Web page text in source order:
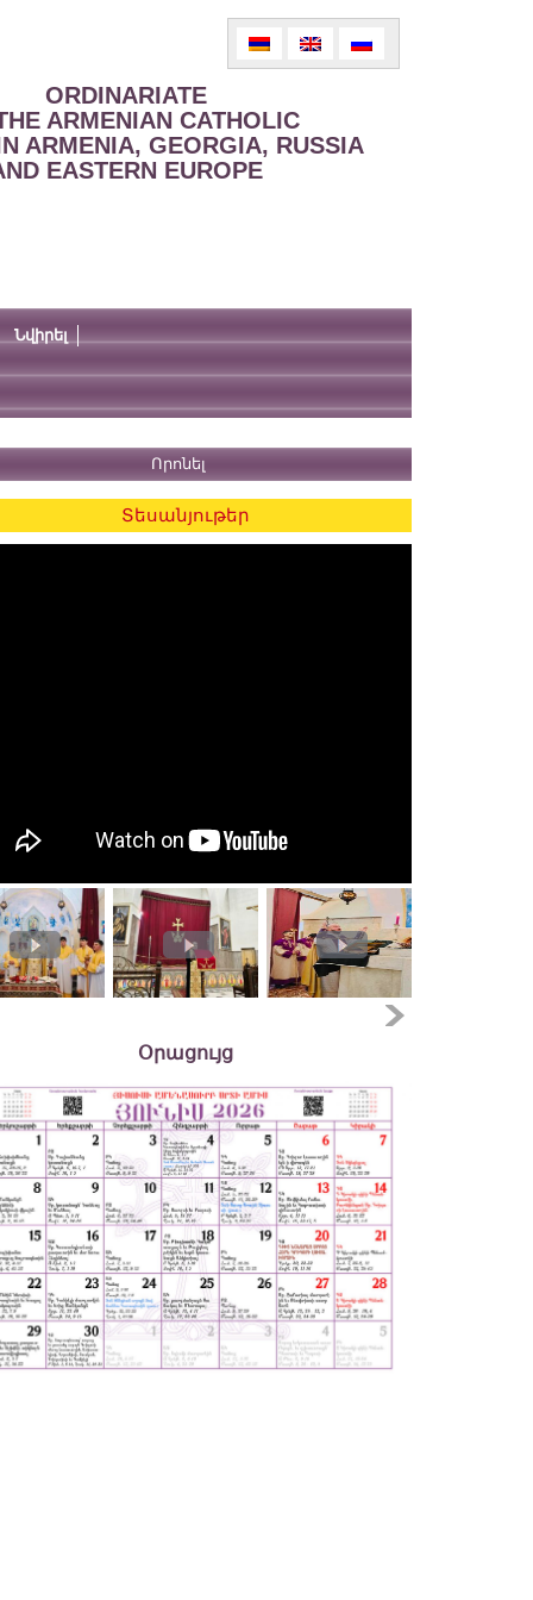
ORDINARIATE
ARMENIAN CATHOLIC
ARMENIA, GEORGIA, RUSSIA
EASTERN EUROPE
Նվիրել
Տեսանյութեր
Օրացույց